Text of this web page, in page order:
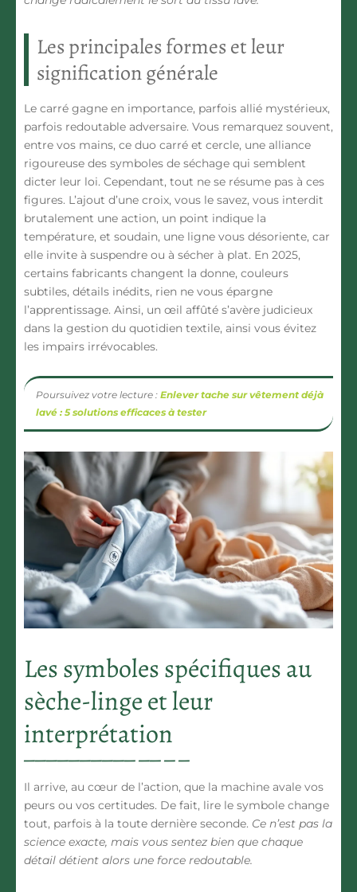
Les principales formes et leur
signification générale
Le carré gagne en importance, parfois allié mystérieux,
parfois redoutable adversaire. Vous remarquez souvent,
entre vos mains, ce duo carré et cercle, une alliance
rigoureuse des symboles de séchage qui semblent
dicter leur loi. Cependant, tout ne se résume pas à ces
figures. L’ajout d’une croix, vous le savez, vous interdit
brutalement une action, un point indique la
température, et soudain, une ligne vous désoriente, car
elle invite à suspendre ou à sécher à plat. En 2025,
certains fabricants changent la donne, couleurs
subtiles, détails inédits, rien ne vous épargne
l’apprentissage. Ainsi, un œil affûté s’avère judicieux
dans la gestion du quotidien textile, ainsi vous évitez
les impairs irrévocables.
Poursuivez votre lecture : Enlever tache sur vêtement déjà
lavé : 5 solutions efficaces à tester
Les symboles spécifiques au
sèche-linge et leur
interprétation
Il arrive, au cœur de l’action, que la machine avale vos
peurs ou vos certitudes. De fait, lire le symbole change
tout, parfois à la toute dernière seconde. Ce n’est pas la
science exacte, mais vous sentez bien que chaque
détail détient alors une force redoutable.